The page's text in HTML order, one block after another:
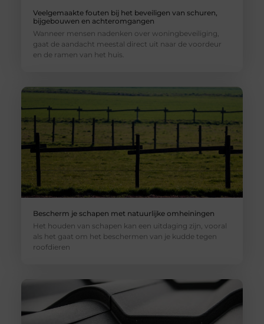
Veelgemaakte fouten bij het beveiligen van schuren,
bijgebouwen en achteromgangen
Wanneer mensen nadenken over woningbeveiliging,
gaat de aandacht meestal direct uit naar de voordeur
en de ramen van het huis.
Bescherm je schapen met natuurlijke omheiningen
Het houden van schapen kan een uitdaging zijn, vooral
als het gaat om het beschermen van je kudde tegen
roofdieren